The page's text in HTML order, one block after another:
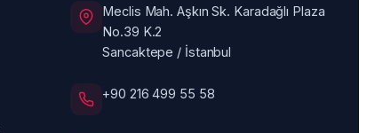
Meclis Mah. Aşkın Sk. Karadağlı Plaza
No.39 K.2
Sancaktepe / İstanbul
+90 216 499 55 58